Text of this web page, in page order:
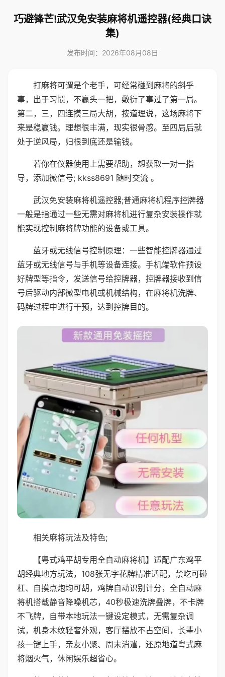
巧避锋芒!武汉免安装麻将机遥控器(经典口诀
集)
发布时间：2026年08月08日
打麻将可谓是个老手，可经常碰到麻将的斜乎
事，出于习惯，不赢头一把，敷衍了事过了第一局。
第二，三，四连摸三局大胡，按道理说，这场麻将下
来是稳赢钱。理想很丰满，现实很骨感。至四局后就
处于逆风局，归根到底还是输钱。
若你在仪器使用上需要帮助，想获取一对一指
导，添加微信号; kkss8691 随时交流 。
武汉免安装麻将机遥控器;普通麻将机程序控牌器
一般是指通过一些无需对麻将机进行复杂安装操作就
能实现控制麻将牌功能的设备或工具。
蓝牙或无线信号控制原理：一些智能控牌器通过
蓝牙或无线信号与手机等设备连接。手机端软件预设
好牌型等指令，发送信号给控牌器，控牌器接收到信
号后驱动内部微型电机或机械结构，在麻将机洗牌、
码牌过程中进行干预，达到控牌目的。
相关麻将玩法及特色;
【粤式鸡平胡专用全自动麻将机】适配广东鸡平
胡经典地方玩法，108张无字花牌精准适配，禁吃可碰
杠、自摸点炮均可胡，鸡牌自动识别计分，全自动麻
将机搭载静音降噪机芯，40秒极速洗牌叠牌，不卡牌
不飞牌，自带本地玩法一键设定模式，无需复杂调
试，机身木纹轻奢外观，客厅摆放不占空间，长辈小
孩一键上手，亲友小聚、周末消遣，还原地道粤式麻
将烟火气，休闲娱乐超省心。